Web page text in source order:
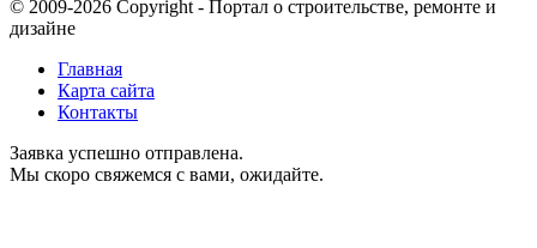
© 2009-2026 Copyright - Портал о строительстве, ремонте и
дизайне
Главная
Карта сайта
Контакты
Заявка успешно отправлена.
Мы скоро свяжемся с вами, ожидайте.